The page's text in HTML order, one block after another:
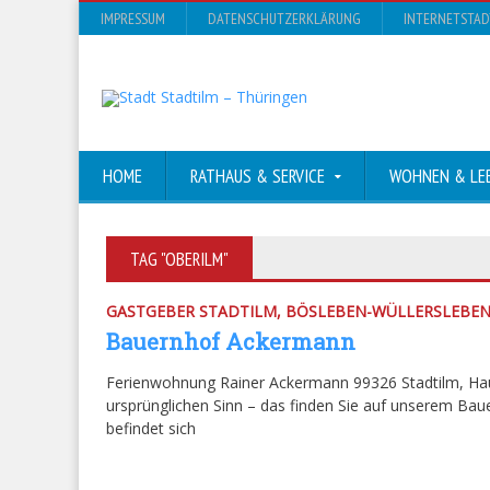
IMPRESSUM DATENSCHUTZERKLÄRUNG
HOME RATHAUS & SERVICE WOHNEN &
TAG "OBERILM"
GASTGEBER STADTILM, BÖSLEBEN-WÜLLERSLEBEN
Bauernhof Ackermann
Ferienwohnung Rainer Ackermann 99326 Stadtilm,
ursprünglichen Sinn – das finden Sie auf unserem
befindet sich